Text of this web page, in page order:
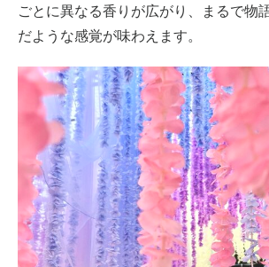
ごとに異なる香りが広がり、まるで物
だような感覚が味わえます。